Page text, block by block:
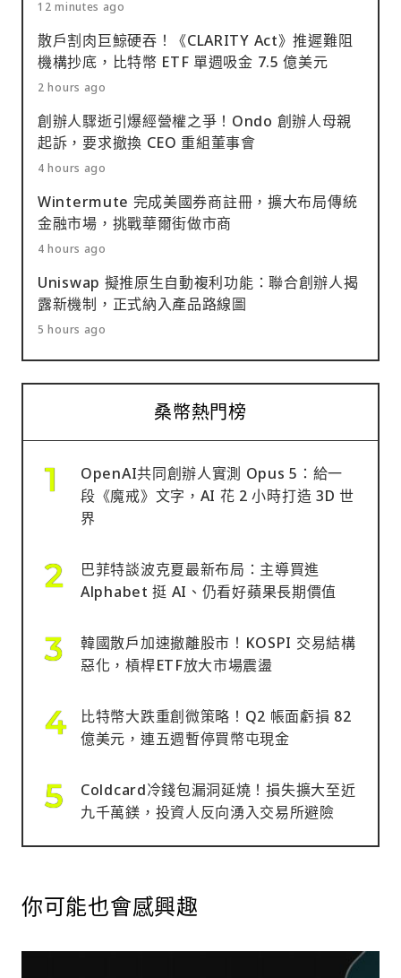
12 minutes ago
散戶割肉巨鯨硬吞！《CLARITY Act》推遲難阻
機構抄底，比特幣 ETF 單週吸金 7.5 億美元
2 hours ago
創辦人驟逝引爆經營權之爭！Ondo 創辦人母親
起訴，要求撤換 CEO 重組董事會
4 hours ago
Wintermute 完成美國券商註冊，擴大布局傳統
金融市場，挑戰華爾街做市商
4 hours ago
Uniswap 擬推原生自動複利功能：聯合創辦人揭
露新機制，正式納入產品路線圖
5 hours ago
桑幣熱門榜
OpenAI共同創辦人實測 Opus 5：給一
段《魔戒》文字，AI 花 2 小時打造 3D 世
界
巴菲特談波克夏最新布局：主導買進
Alphabet 挺 AI、仍看好蘋果長期價值
韓國散戶加速撤離股市！KOSPI 交易結構
惡化，槓桿ETF放大市場震盪
比特幣大跌重創微策略！Q2 帳面虧損 82
億美元，連五週暫停買幣屯現金
Coldcard冷錢包漏洞延燒！損失擴大至近
九千萬鎂，投資人反向湧入交易所避險
你可能也會感興趣